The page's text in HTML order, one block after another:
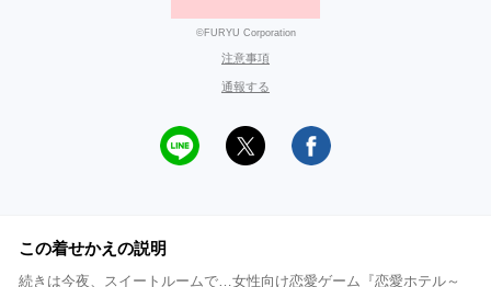
©FURYU Corporation
注意事項
通報する
この着せかえの説明
続きは今夜、スイートルームで…女性向け恋愛ゲーム『恋愛ホテル～